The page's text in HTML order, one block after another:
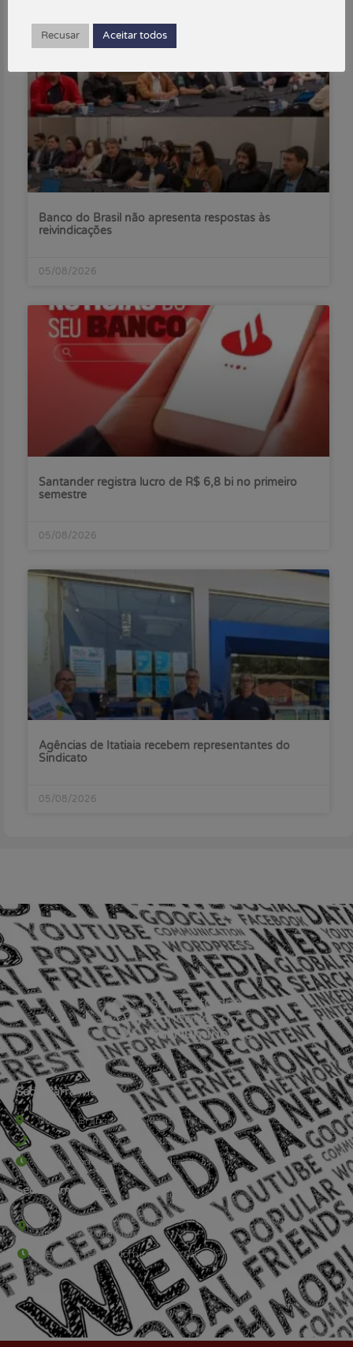
Banco do Brasil não apresenta respostas às
reivindicações
05/08/2026
Santander registra lucro de R$ 6,8 bi no primeiro
semestre
05/08/2026
Agências de Itatiaia recebem representantes do
Sindicato
05/08/2026
Sede Barra Mansa
Rua Rio Branco, nº107 (2º andar), Centro - Cep: 27.330-030
(24) 3323-2848 ou (24) 3323-2500
De segunda à sexta-feira , das 9h às 17h.
Sede Campestre:
Estrada Governador Chagas Freitas – 3.780 – Colônia Santo
Antônio – Barra Mansa
De terça-feira a domingo, das 9h às 17h
Recusar Aceitar todos